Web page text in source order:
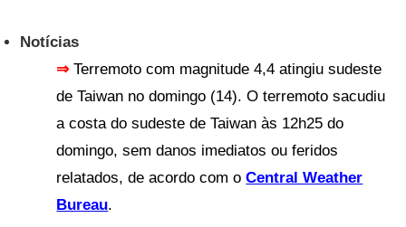
Notícias
⇒Terremoto com magnitude 4,4 atingiu sudeste
de Taiwan no domingo (14). O terremoto sacudiu
a costa do sudeste de Taiwan às 12h25 do
domingo, sem danos imediatos ou feridos
relatados, de acordo com oCentral Weather
Bureau.